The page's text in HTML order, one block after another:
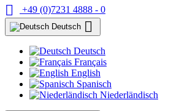
 +49 (0)7231 4888 - 0
Deutsch 
Deutsch
Français
English
Spanisch
Niederländisch